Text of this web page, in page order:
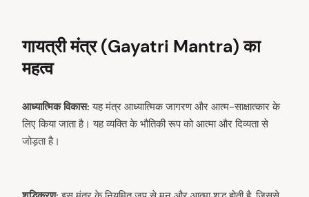
गायत्री मंत्र (Gayatri Mantra) का
महत्व
आध्यात्मिक विकास: यह मंत्र आध्यात्मिक जागरण और आत्म-साक्षात्कार के
लिए किया जाता है। यह व्यक्ति के भौतिकी रूप को आत्मा और दिव्यता से
जोड़ता है।